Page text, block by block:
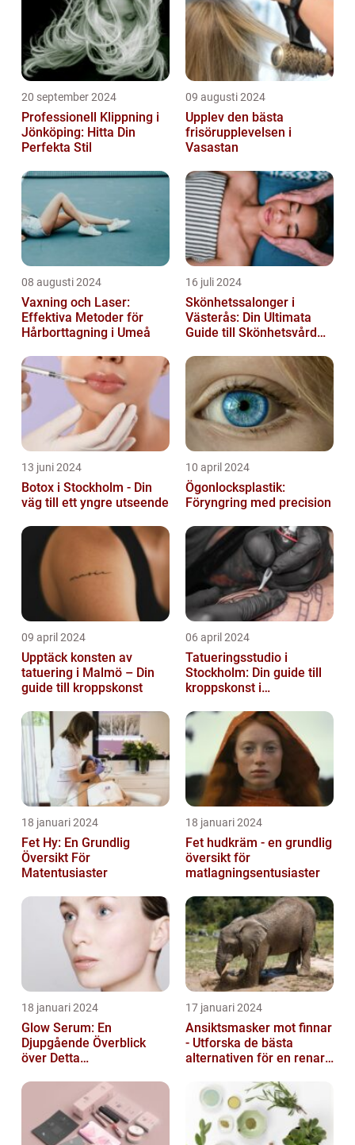
20 september 2024
Professionell Klippning i
Jönköping: Hitta Din
Perfekta Stil
09 augusti 2024
Upplev den bästa
frisörupplevelsen i
Vasastan
08 augusti 2024
Vaxning och Laser:
Effektiva Metoder för
Hårborttagning i Umeå
16 juli 2024
Skönhetssalonger i
Västerås: Din Ultimata
Guide till Skönhetsvård
13 juni 2024
Botox i Stockholm - Din
väg till ett yngre utseende
10 april 2024
Ögonlocksplastik:
Föryngring med precision
09 april 2024
Upptäck konsten av
tatuering i Malmö – Din
guide till kroppskonst
06 april 2024
Tatueringsstudio i
Stockholm: Din guide till
kroppskonst i
18 januari 2024
Fet Hy: En Grundlig
Översikt För
Matentusiaster
18 januari 2024
Fet hudkräm - en grundlig
översikt för
matlagningsentusiaster
18 januari 2024
Glow Serum: En
Djupgående Överblick
över Detta
17 januari 2024
Ansiktsmasker mot finnar
- Utforska de bästa
alternativen för en renare